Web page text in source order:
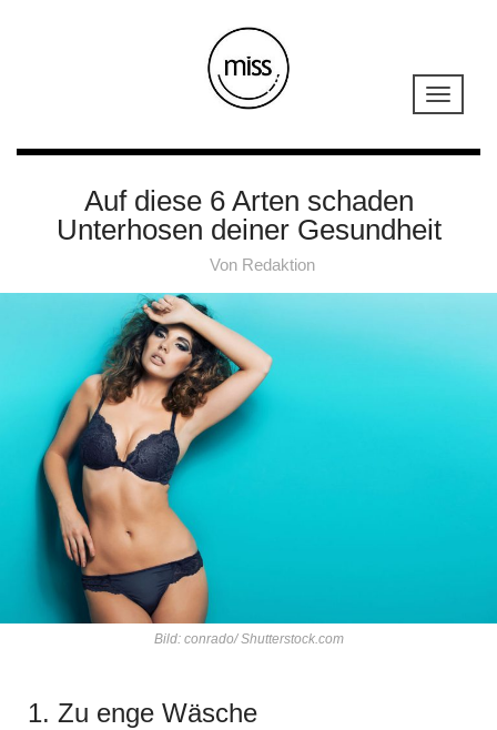
Auf diese 6 Arten schaden
Unterhosen deiner Gesundheit
Von Redaktion
Bild: conrado/ Shutterstock.com
1. Zu enge Wäsche